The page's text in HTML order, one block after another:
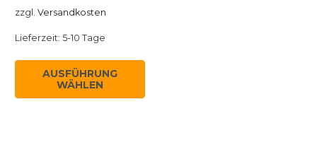
zzgl. Versandkosten
Lieferzeit: 5-10 Tage
AUSFÜHRUNG
WÄHLEN